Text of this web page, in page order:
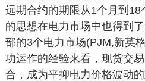
远期合约的期限从1个月到
的思想在电力市场中也得到
部的3个电力市场(PJM,新英
功运作的经验来看，现货交
合，成为平抑电力价格波动